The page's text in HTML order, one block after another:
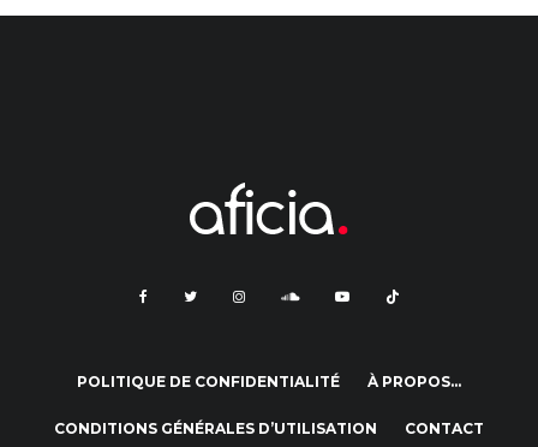
POLITIQUE DE CONFIDENTIALITÉ À PROPOS…
CONDITIONS GÉNÉRALES D’UTILISATION CONTACT